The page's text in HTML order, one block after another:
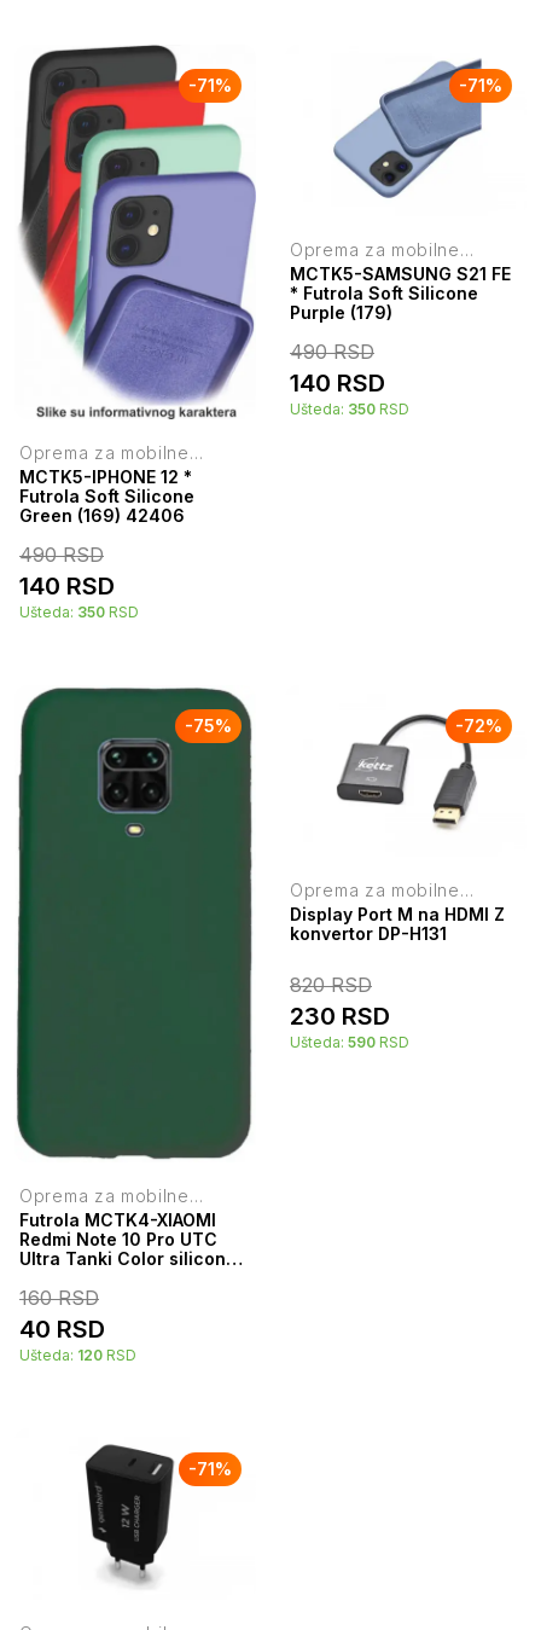
-71%
Oprema za mobilne
telefone
MCTK5-IPHONE 12 *
Futrola Soft Silicone
Green (169) 42406
490RSD
140 RSD
Ušteda: 350 RSD
-71%
Oprema za mobilne
telefone
MCTK5-SAMSUNG S21 FE
* Futrola Soft Silicone
Purple (179)
490RSD
140 RSD
Ušteda: 350 RSD
-75%
Oprema za mobilne
telefone
Futrola MCTK4-XIAOMI
Redmi Note 10 Pro UTC
Ultra Tanki Color silicone
160RSD
40 RSD
Ušteda: 120 RSD
-72%
Oprema za mobilne
telefone
Display Port M na HDMI Z
konvertor DP-H131
820RSD
230 RSD
Ušteda: 590 RSD
-71%